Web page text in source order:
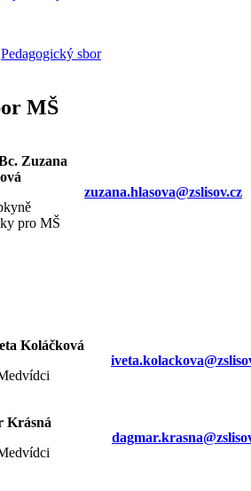
Pedagogický sbor
MŠ
Zuzana
pro MŠ
zuzana.hlasova@zslisov.cz
Koláčková
Krásná